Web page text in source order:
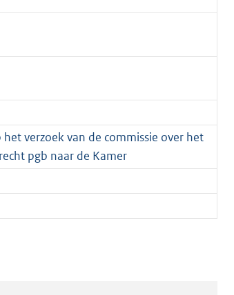
verzoek van de commissie over het
pgb naar de Kamer